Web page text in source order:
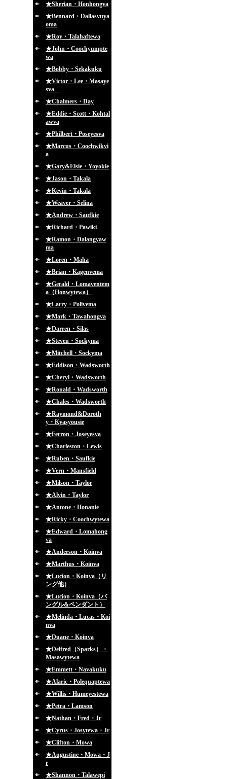
★Sherian・Honhongva
★Bennard・Dallasvuya
oma
★Roy・Talahaftewa
★John・Coochyumpte
wa
★Bobby・Sekakuku
★Victor・Lee・Masaye
sva
★Chalmers・Day
★Eddie・Scott・Kohtal
awva
★Philbert・Poseyesva
★Marcus・Coochwikvi
a
★Gary&Elsie・Yoyokie
★Jason・Takala
★Kevin・Takala
★Weaver・Selina
★Andrew・Saufkie
★Richard・Pawiki
★Ramon・Dalangyaw
ma
★Loren・Maha
★Brian・Kagenvema
★Gerald・Lomaventem
a（Honwytewa）
★Larry・Polivema
★Mark・Tawahongva
★Darren・Silas
★Steven・Sockyma
★Mitchell・Sockyma
★Eddison・Wadsworth
★Cheryl・Wadsworth
★Ronald・Wadsworth
★Chales・Wadsworth
★Raymond&Doroth
y・Kyasyousie
★Ferron・Joseyesva
★Charleston・Lewis
★Ruben・Saufkie
★Vern・Mansfield
★Milson・Taylor
★Alvin・Taylor
★Antone・Honanie
★Ricky・Coochwytewa
★Edward・Lomahong
va
★Anderson・Koinva
★Marthus・Koinva
★Lucion・Koinva（リ
ング他）
★Lucion・Koinva（バ
ングル&ペンダント）
★Melinda・Lucas・Koi
nva
★Duane・Koinva
★Delfred（Sparks）・
Masawytewa
★Emmett・Navakuku
★Alaric・Polequaptewa
★Willis・Humeyestewa
★Petra・Lamson
★Nathan・Fred・Jr
★Cyrus・Josytewa・Jr
★Clifton・Mowa
★Augustine・Mowa・J
r
★Shannon・Talawepi